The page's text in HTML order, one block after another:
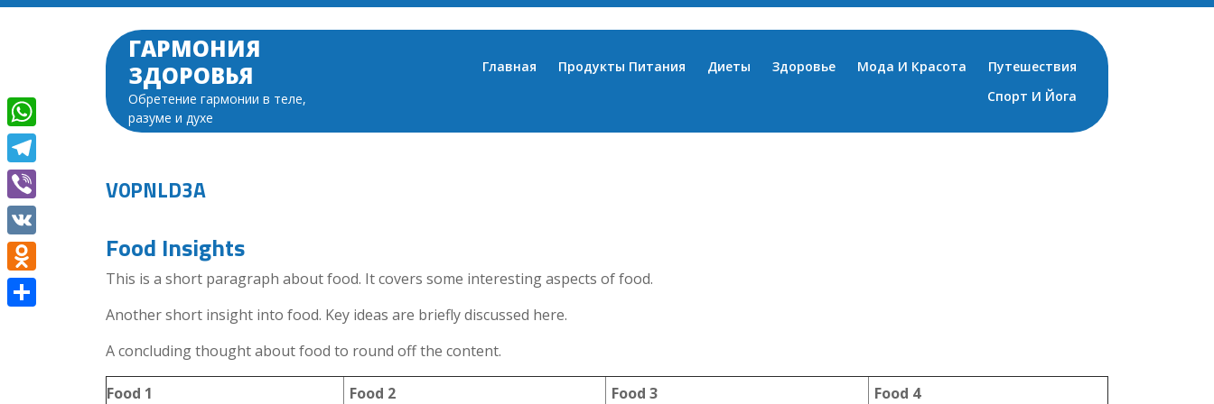
Перейти
ГАРМОНИЯ
ЗДОРОВЬЯ
Обретение гармонии в теле,
разуме и духе
Главная Продукты Питания Диеты Здоровье Мода И Красота
Путешествия
Спорт И Йога
V0PNLD3A
Food Insights
This is a short paragraph about food. It covers some interesting aspects of food.
Another short insight into food. Key ideas are briefly discussed here.
A concluding thought about food to round off the content.
Food 1 Food 2 Food 3
Food 4
WhatsApp
Telegram
Viber
VK
Odnoklassniki